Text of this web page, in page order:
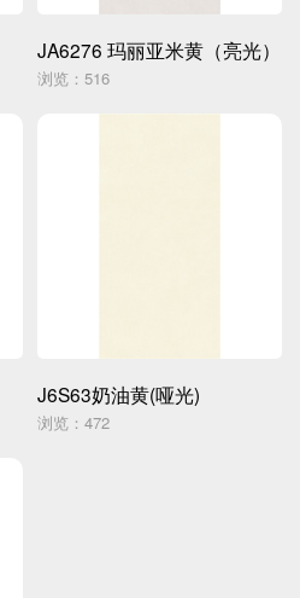
JA6276 玛丽亚米黄（亮光）
浏览：516
J6S63奶油黄(哑光)
浏览：472